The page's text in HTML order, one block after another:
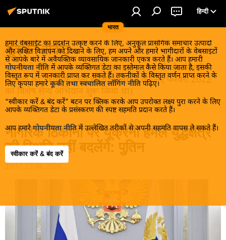
भारत
हिन्दी
हमारे वेबसाईट का प्रदर्शन उत्कृष्ट करने के लिए, अनुकूल प्रासंगिक समाचार उत्पादों
और लक्षित विज्ञापन को दिखाने के लिए, हम अपने और हमारे भागीदारों के वेबसाइटों
से आपके बारे में अवैयक्तिक व्यावसायिक जानकारी एकत्र करते हैं। आप हमारी
गोपनीयता नीति में आपके व्यक्तिगत डेटा का इस्तेमाल कैसे किया जाता है, इसकी
विस्तृत रूप में जानकारी प्राप्त कर सकते हैं। तकनीकों के विस्तृत वर्णन प्राप्त करने के
लिए कृपया हमारे कूकी तथा स्वचालित लॉगिंग नीति पढ़िए।
“स्वीकार करें & बंद करें” बटन पर क्लिक करके आप उपरोक्त लक्ष्य पुरा करने के लिए
आपके व्यक्तिगत डेटा के प्रसंस्करण की स्पष्ट सहमति प्रदान करते हैं।
आप हमारे गोपनीयता नीति में उल्लेखित तरीकों से अपनी सहमति वापस ले सकते हैं।
स्वीकार करें & बंद करें
यूक्रेन संकट
मास्को ने डोनबास के लोगों को, खास तौर पर रूसी बोलनेवाली
आबादी को, कीव के नित्य हमलों से बचाने के लिए फरवरी 2022
को विशेष सैन्य अभियान शुरू किया था।
नागरिक ठिकानों पर यूक्रेनी हमले युद्धक्षेत्र
की स्थिति नहीं बदलेंगे: पुतिन